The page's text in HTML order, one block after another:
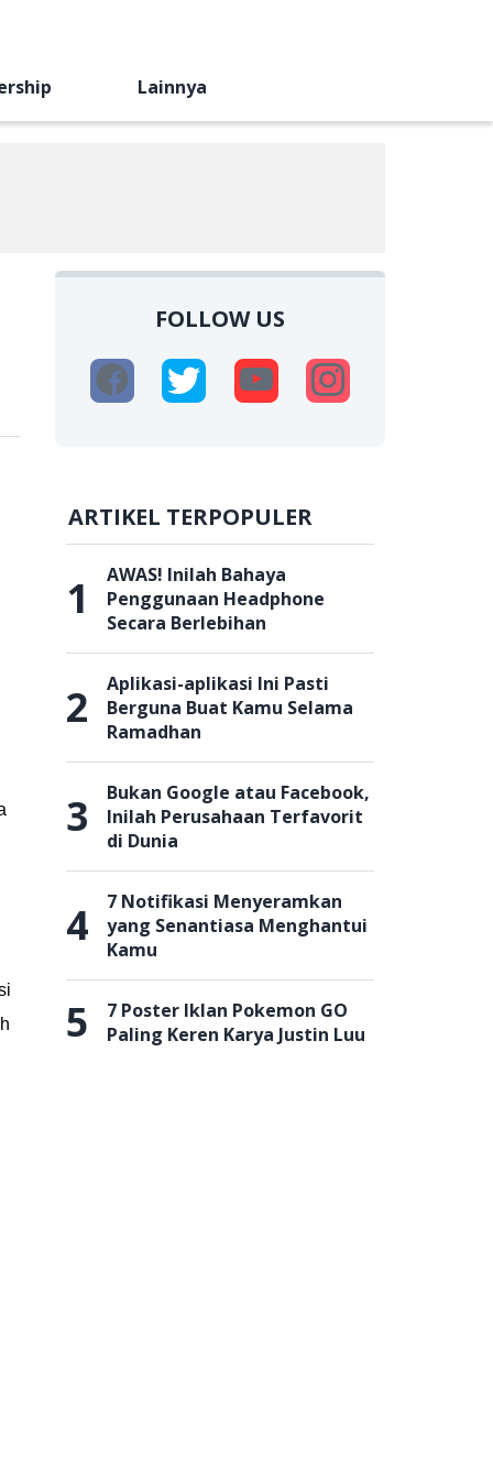
Lainnya
FOLLOW US
ARTIKEL TERPOPULER
1
AWAS! Inilah Bahaya
Penggunaan Headphone
Secara Berlebihan
2
Aplikasi-aplikasi Ini Pasti
Berguna Buat Kamu Selama
Ramadhan
3
Bukan Google atau Facebook,
Inilah Perusahaan Terfavorit
di Dunia
4
7 Notifikasi Menyeramkan
yang Senantiasa Menghantui
Kamu
5
7 Poster Iklan Pokemon GO
Paling Keren Karya Justin Luu